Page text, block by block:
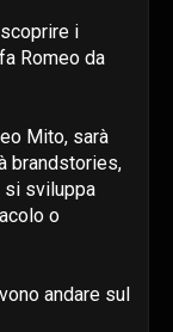
i
Romeo da
Mito, sarà
brandstories,
si sviluppa
o
andare sul